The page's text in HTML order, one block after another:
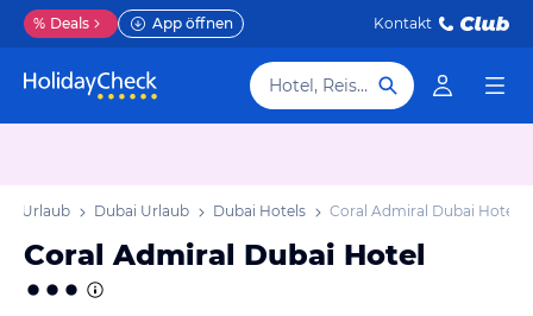
% Deals App öffnen Kontakt
Hotel, Reiseziel
Urlaub Dubai Urlaub Dubai Hotels Coral Admiral Dubai Hotel
Coral Admiral Dubai Hotel